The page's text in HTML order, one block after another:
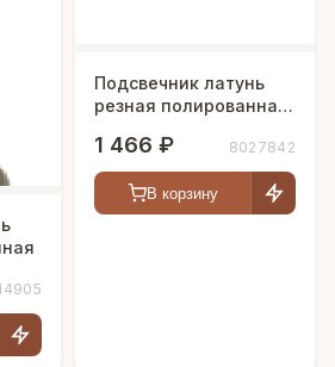
Подсвечник латунь
резная полированная
1 466 ₽ 8027842
В корзину